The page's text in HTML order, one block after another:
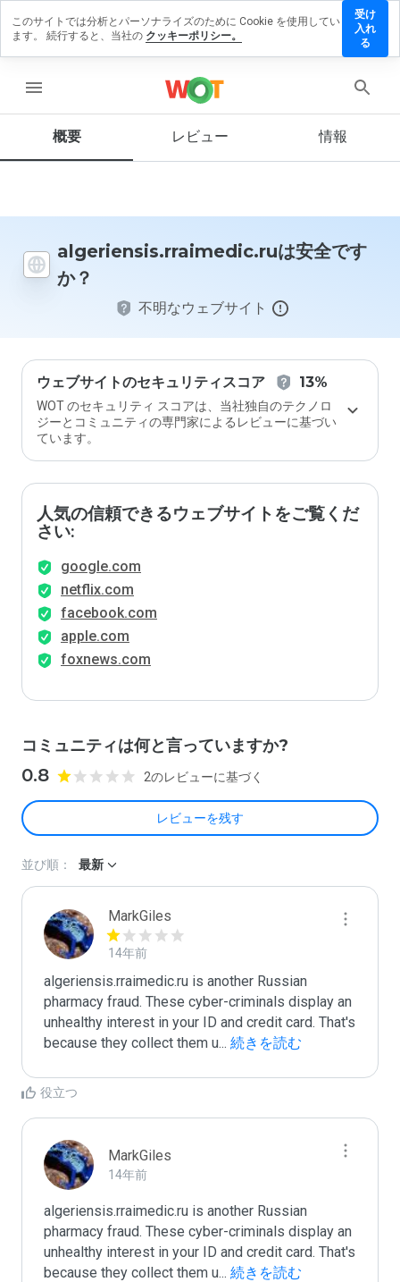
menu
概要 レビュー 情報
algeriensis.rraimedic.ruは安全です
か？
不明なウェブサイト
ウェブサイトのセキュリティスコア 13%
WOT のセキュリティ スコアは、当社独自のテクノロ
ジーとコミュニティの専門家によるレビューに基づい
ています。
人気の信頼できるウェブサイトをご覧くだ
さい:
google.com
netflix.com
facebook.com
apple.com
foxnews.com
コミュニティは何と言っていますか?
0.8 2のレビューに基づく
レビューを残す
を残す
ウェ
を1
間
で、
ます
か？
並び順： 最新
MarkGiles
14年前
algeriensis.rraimedic.ru is another Russian
pharmacy fraud. These cyber-criminals display an
unhealthy interest in your ID and credit card. That's
because they collect them u... 続きを読む
役立つ
MarkGiles
14年前
algeriensis.rraimedic.ru is another Russian
pharmacy fraud. These cyber-criminals display an
unhealthy interest in your ID and credit card. That's
because they collect them u... 続きを読む
このサイトでは分析とパーソナライズのために Cookie を使用してい
ます。 続行すると、当社の クッキーポリシー。
受け
入れ
る